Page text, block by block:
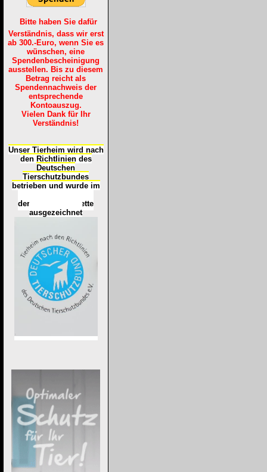
Bitte haben Sie dafür
Verständnis, dass wir erst
ab 300.-Euro, wenn Sie es
wünschen, eine
Spendenbescheinigung
ausstellen. Bis zu diesem
Betrag reicht als
Spendennachweis der
entsprechende
Kontoauszug.
Vielen Dank für Ihr
Verständnis!
Unser Tierheim wird nach
den Richtlinien des
Deutschen
Tierschutzbundes
betrieben und wurde im
der
Tierheimplakette
ausgezeichnet